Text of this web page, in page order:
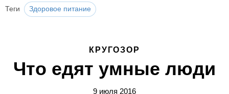
Теги Здоровое питание
КРУГОЗОР
Что едят умные люди
9 июля 2016